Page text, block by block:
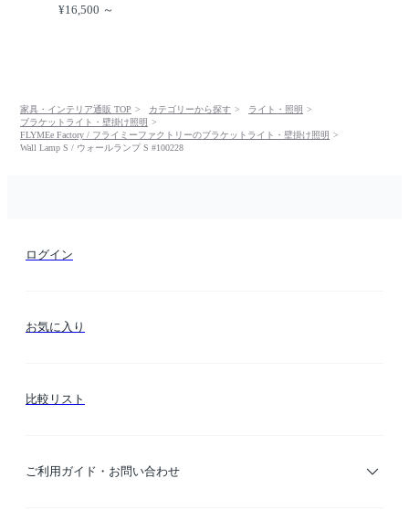
¥16,500 ～
家具・インテリア通販 TOP カテゴリーから探す
ライト・照明
ブラケットライト・壁掛け照明
FLYMEe Factory / フライミーファクトリーのブラケットライト・壁掛け照明
Wall Lamp S / ウォールランプ S #100228
ログイン
お気に入り
比較リスト
ご利用ガイド・お問い合わせ